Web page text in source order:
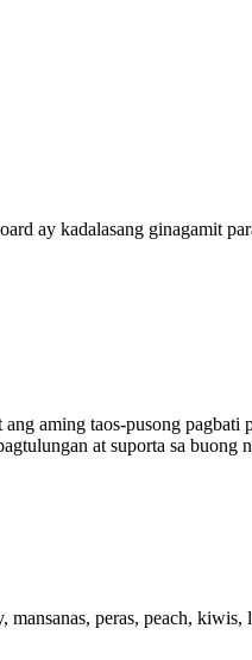
ay kadalasang ginagamit
taos-pusong pagbati
at suporta sa buong
peras, peach,